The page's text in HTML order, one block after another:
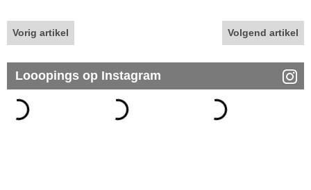
Vorig artikel Volgend artikel
Looopings op Instagram